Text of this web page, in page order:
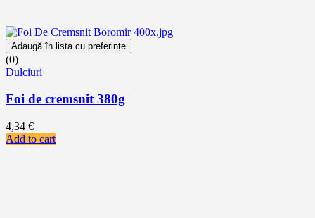
Adaugă în lista cu preferințe
(0)
Dulciuri
Foi de cremsnit 380g
4,34 €
Add to cart